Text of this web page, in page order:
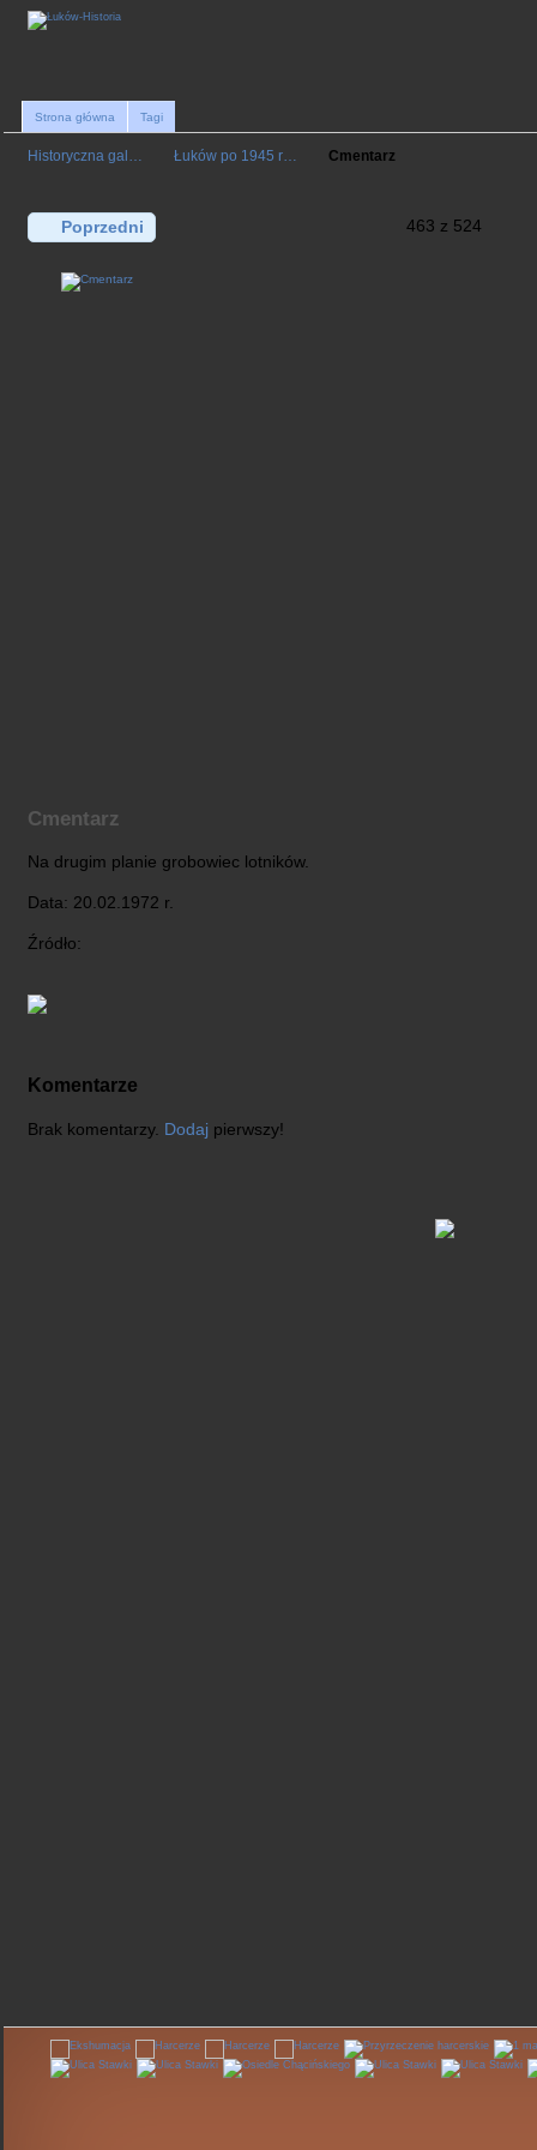
Strona główna Tagi
Historyczna gal… Łuków po 1945 r… Cmentarz
Poprzedni 463 z 524
Cmentarz
Na drugim planie grobowiec lotników.
Data: 20.02.1972 r.
Źródło:
Komentarze
Brak komentarzy. Dodaj pierwszy!